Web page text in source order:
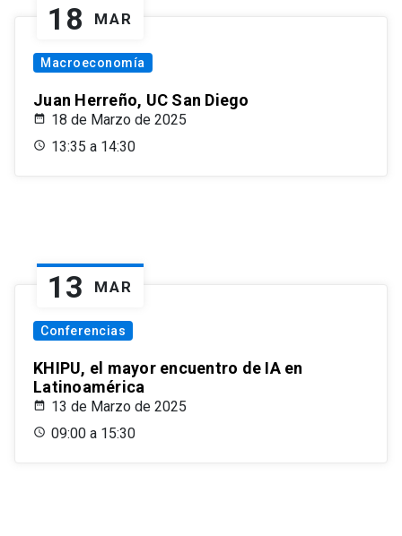
18 MAR
Macroeconomía
Juan Herreño, UC San Diego
18 de Marzo de 2025
13:35 a 14:30
13 MAR
Conferencias
KHIPU, el mayor encuentro de IA en
Latinoamérica
13 de Marzo de 2025
09:00 a 15:30